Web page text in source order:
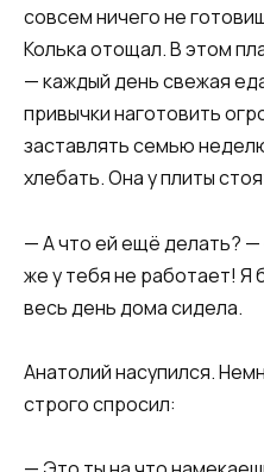
совсем ничего не
Колька отощал. В этом
— каждый день свежая
привычки наготовить
заставлять семью
хлебать. Она у плиты
— А что ей ещё делать? —
же у тебя не работает! Я
весь день дома сидела.
Анатолий насупился.
строго спросил: